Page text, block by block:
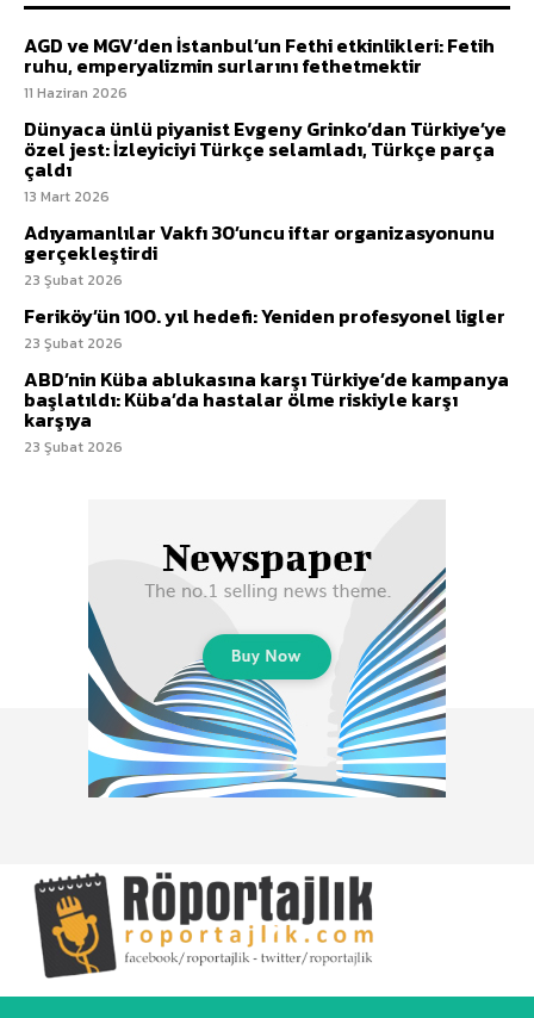
AGD ve MGV’den İstanbul’un Fethi etkinlikleri: Fetih
ruhu, emperyalizmin surlarını fethetmektir
11 Haziran 2026
Dünyaca ünlü piyanist Evgeny Grinko’dan Türkiye’ye
özel jest: İzleyiciyi Türkçe selamladı, Türkçe parça
çaldı
13 Mart 2026
Adıyamanlılar Vakfı 30’uncu iftar organizasyonunu
gerçekleştirdi
23 Şubat 2026
Feriköy’ün 100. yıl hedefi: Yeniden profesyonel ligler
23 Şubat 2026
ABD’nin Küba ablukasına karşı Türkiye’de kampanya
başlatıldı: Küba’da hastalar ölme riskiyle karşı
karşıya
23 Şubat 2026